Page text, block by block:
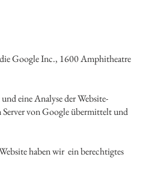
die Google Inc., 1600 Amphitheatre
eine Analyse der Website-
von Google übermittelt und
haben wir ein berechtigtes